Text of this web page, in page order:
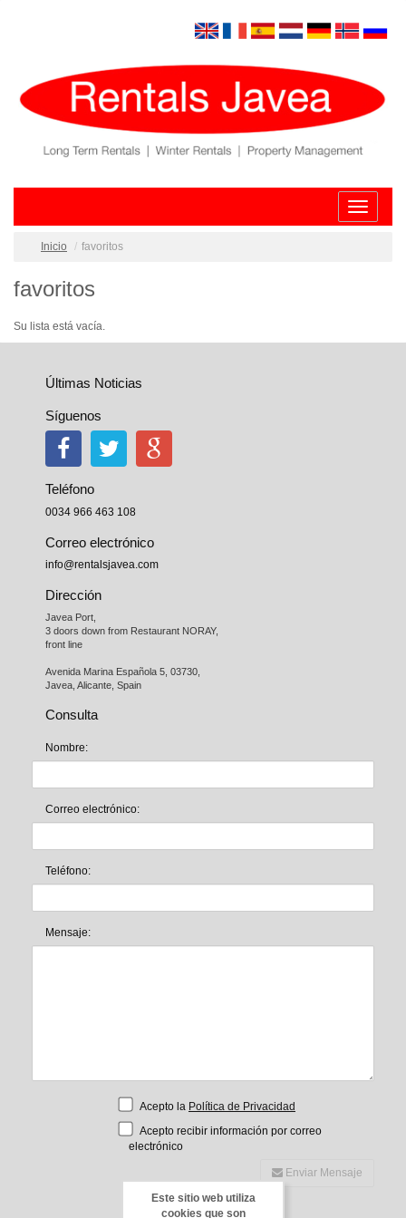
Toggle
Inicio
favoritos
favoritos
Su lista está vacía.
Últimas Noticias
Síguenos
Teléfono
0034 966 463 108
Correo electrónico
info@rentalsjavea.com
Dirección
Javea Port,
3 doors down from Restaurant NORAY,
front line
Avenida Marina Española 5, 03730,
Javea, Alicante, Spain
Consulta
Nombre:
Correo electrónico:
Teléfono:
Mensaje:
Acepto la Política de Privacidad
Acepto recibir información por correo
electrónico
Enviar Mensaje
Este sitio web utiliza
cookies que son